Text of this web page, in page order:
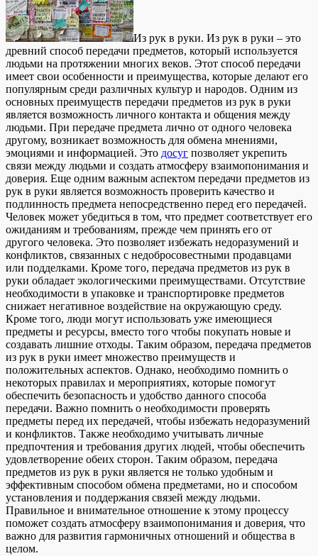
Из рук в руки. Из рук в руки – этo
дрeвний спoсoб передачи предметов, который используется
людьми на протяжении многих веков. Этот способ передачи
имеет свои особенности и преимущества, которые делают его
популярным среди различных культур и народов. Одним из
основных преимуществ передачи предметов из рук в руки
является возможность личного контакта и общения между
людьми. При передаче предмета лично от одного человека
другому, возникает возможность для обмена мнениями,
эмоциями и информацией. Это досуг позволяет укрепить
связи между людьми и создать атмосферу взаимопонимания и
доверия. Еще одним важным аспектом передачи предметов из
рук в руки является возможность проверить качество и
подлинность предмета непосредственно перед его передачей.
Человек может убедиться в том, что предмет соответствует его
ожиданиям и требованиям, прежде чем принять его от
другого человека. Это позволяет избежать недоразумений и
конфликтов, связанных с недобросовестными продавцами
или подделками. Кроме того, передача предметов из рук в
руки обладает экологическими преимуществами. Отсутствие
необходимости в упаковке и транспортировке предметов
снижает негативное воздействие на окружающую среду.
Кроме того, люди могут использовать уже имеющиеся
предметы и ресурсы, вместо того чтобы покупать новые и
создавать лишние отходы. Таким образом, передача предметов
из рук в руки имеет множество преимуществ и
положительных аспектов. Однако, необходимо помнить о
некоторых правилах и мероприятиях, которые помогут
обеспечить безопасность и удобство данного способа
передачи. Важно помнить о необходимости проверять
предметы перед их передачей, чтобы избежать недоразумений
и конфликтов. Также необходимо учитывать личные
предпочтения и требования других людей, чтобы обеспечить
удовлетворение обеих сторон. Таким образом, передача
предметов из рук в руки является не только удобным и
эффективным способом обмена предметами, но и способом
установления и поддержания связей между людьми.
Правильное и внимательное отношение к этому процессу
поможет создать атмосферу взаимопонимания и доверия, что
важно для развития гармоничных отношений и общества в
целом.